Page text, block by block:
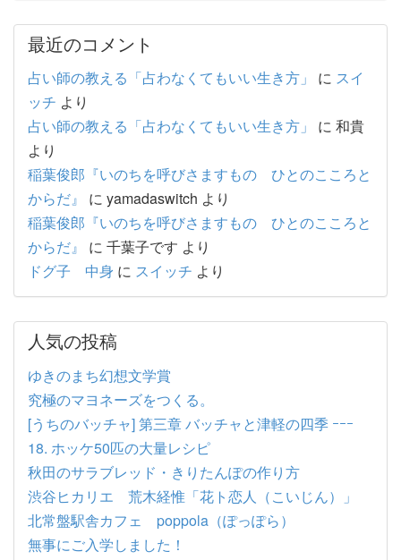
最近のコメント
占い師の教える「占わなくてもいい生き方」 に スイ
ッチ より
占い師の教える「占わなくてもいい生き方」
に 和貴
より
稲葉俊郎『いのちを呼びさますもの ひとのこころと
からだ』
に yamadaswitch より
稲葉俊郎『いのちを呼びさますもの ひとのこころと
からだ』
に 千葉子です より
ドグ子 中身 に スイッチ より
人気の投稿
ゆきのまち幻想文学賞
究極のマヨネーズをつくる。
[うちのバッチャ] 第三章 バッチャと津軽の四季 ｰｰｰ
18. ホッケ50匹の大量レシピ
秋田のサラブレッド・きりたんぽの作り方
渋谷ヒカリエ 荒木経惟「花ト恋人（こいじん）」
北常盤駅舎カフェ poppola（ぽっぽら）
無事にご入学しました！